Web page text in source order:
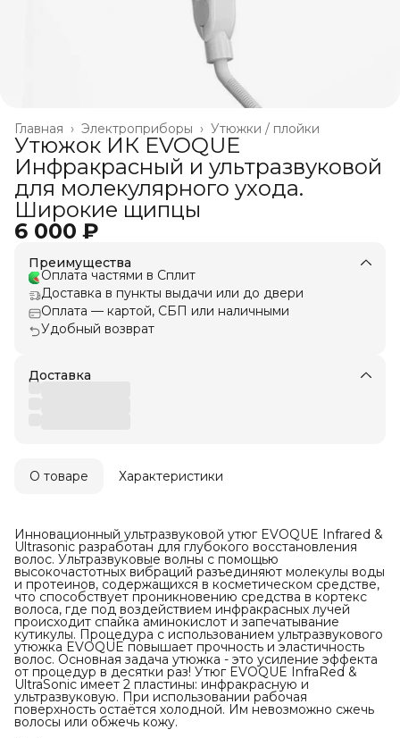
Утюжки / плойки
Электроприборы ›
Главная ›
Утюжок ИК EVOQUE
Инфракрасный и ультразвуковой
для молекулярного ухода.
Широкие щипцы
6 000 ₽
Преимущества
Оплата частями в Сплит
Доставка в пункты выдачи или до двери
Оплата — картой, СБП или наличными
Удобный возврат
Доставка
О товаре Характеристики
Инновационный ультразвуковой утюг EVOQUE Infrared &
Ultrasonic разработан для глубокого восстановления
волос. Ультразвуковые волны с помощью
высокочастотных вибраций разъединяют молекулы воды
и протеинов, содержащихся в косметическом средстве,
что способствует проникновению средства в кортекс
волоса, где под воздействием инфракрасных лучей
происходит спайка аминокислот и запечатывание
кутикулы. Процедура с использованием ультразвукового
утюжка EVOQUE повышает прочность и эластичность
волос. Основная задача утюжка - это усиление эффекта
от процедур в десятки раз! Утюг EVOQUE InfraRed &
UltraSonic имеет 2 пластины: инфракрасную и
ультразвуковую. При использовании рабочая
поверхность остаётся холодной. Им невозможно сжечь
волосы или обжечь кожу.